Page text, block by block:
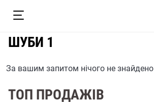
ШУБИ 1
За вашим запитом нічого не знайдено
ТОП ПРОДАЖІВ